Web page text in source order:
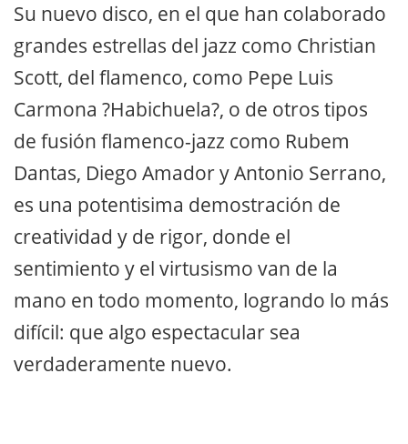
Su nuevo disco, en el que han colaborado
grandes estrellas del jazz como Christian
Scott, del flamenco, como Pepe Luis
Carmona ?Habichuela?, o de otros tipos
de fusión flamenco-jazz como Rubem
Dantas, Diego Amador y Antonio Serrano,
es una potentisima demostración de
creatividad y de rigor, donde el
sentimiento y el virtusismo van de la
mano en todo momento, logrando lo más
difícil: que algo espectacular sea
verdaderamente nuevo.